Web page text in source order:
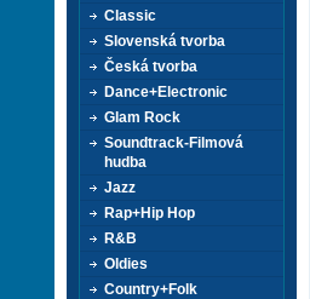
Classic
Slovenská tvorba
Česká tvorba
Dance+Electronic
Glam Rock
Soundtrack-Filmová
hudba
Jazz
Rap+Hip Hop
R&B
Oldies
Country+Folk